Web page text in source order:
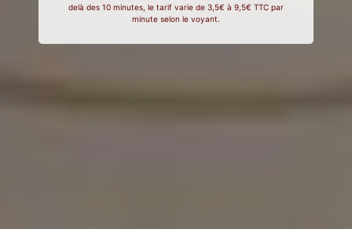
delà des 10 minutes, le tarif varie de 3,5€ à 9,5€ TTC par
minute selon le voyant.